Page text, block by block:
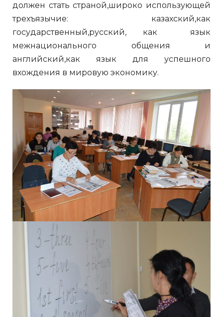
должен стать страной,широко использующей
трехъязычие: казахский,как
государственный,русский, как язык
межнационального общения и
английский,как язык для успешного
вхождения в мировую экономику.